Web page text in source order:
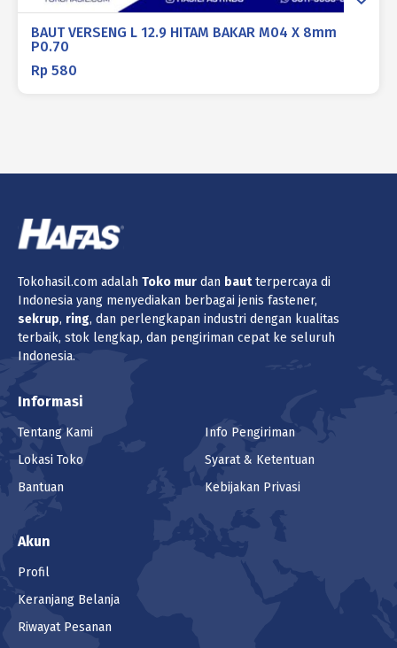
BAUT VERSENG L 12.9 HITAM BAKAR M04 X 8mm
P0.70
Rp 580
Tokohasil.com adalah Toko mur dan bautterpercaya di
Indonesia yang menyediakan berbagai jenis fastener,
sekrup, ring, dan perlengkapan industri dengan kualitas
terbaik, stok lengkap, dan pengiriman cepat ke seluruh
Indonesia.
Informasi
Tentang Kami
Lokasi Toko
Bantuan
Info Pengiriman
Syarat & Ketentuan
Kebijakan Privasi
Akun
Profil
Keranjang Belanja
Riwayat Pesanan